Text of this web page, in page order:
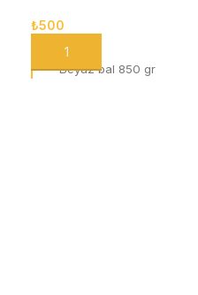
₺500
SEPETE EKLE
Beyaz bal 850 gr